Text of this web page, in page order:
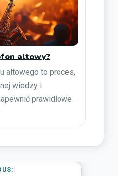
altowy?
altowego to proces,
wiedzy i
prawidłowe